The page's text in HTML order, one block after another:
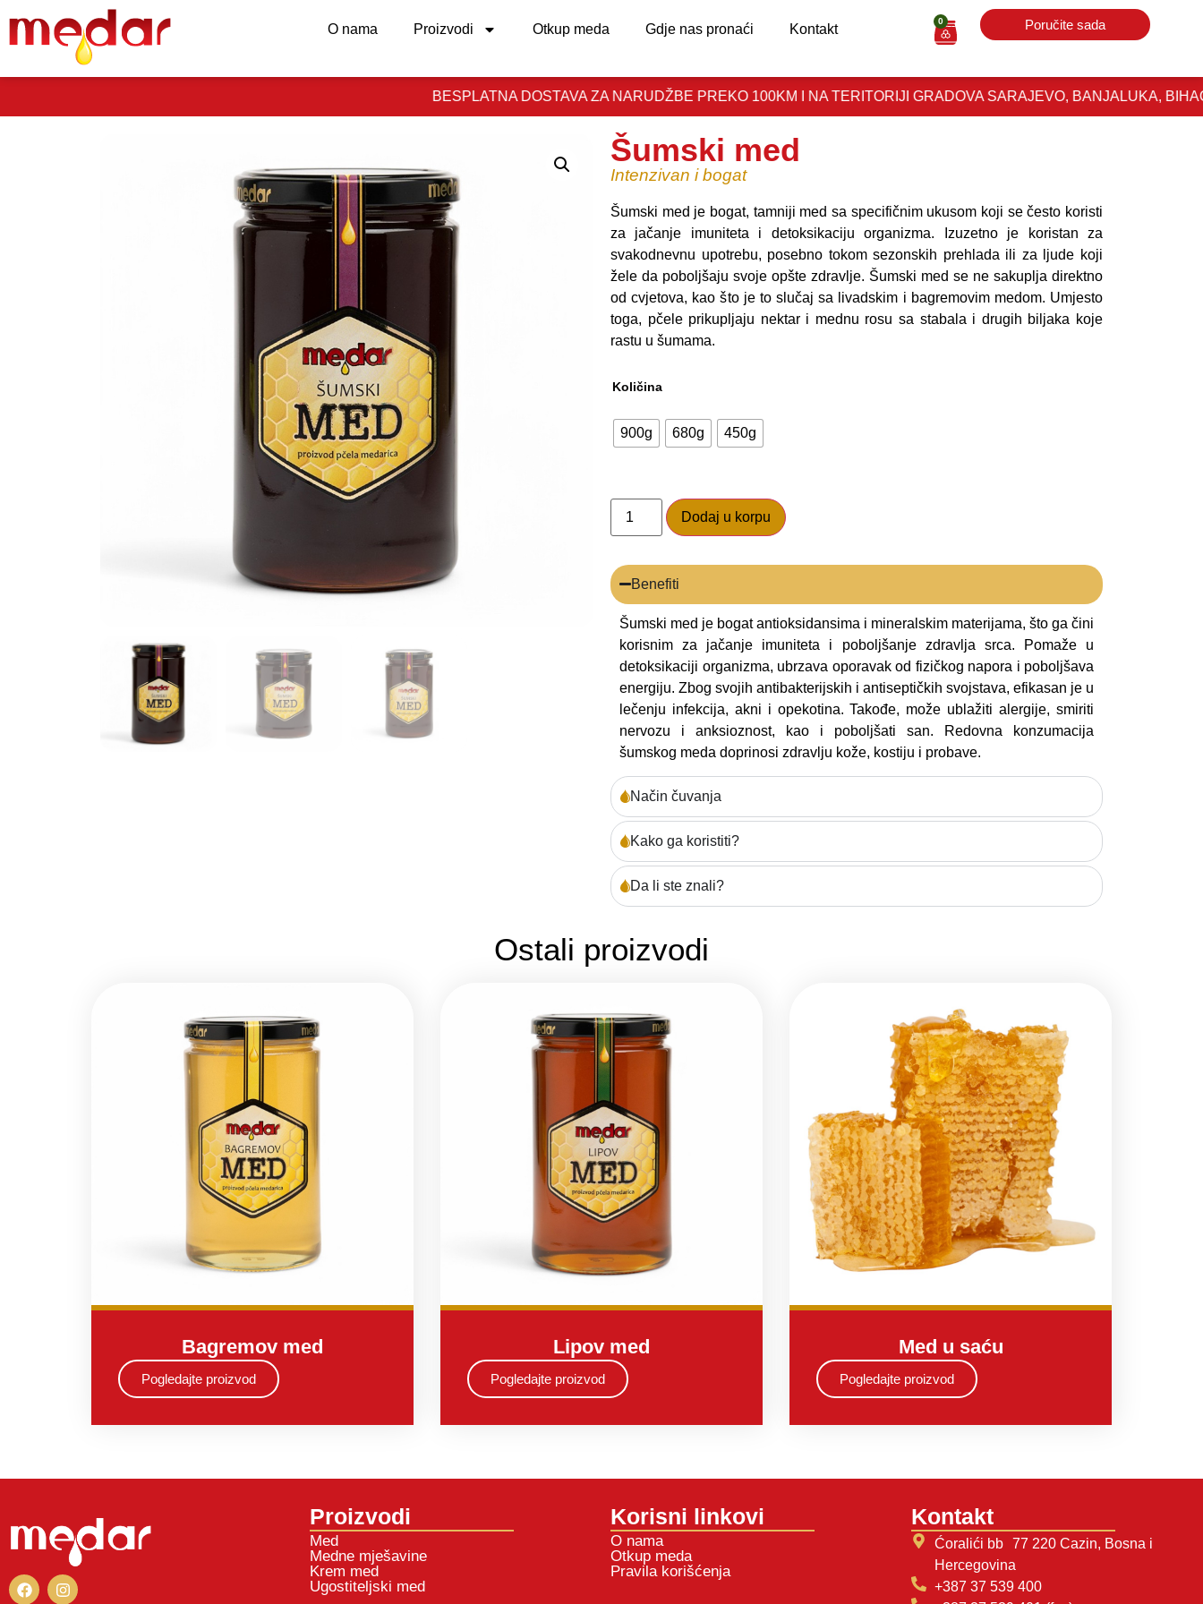
O nama Proizvodi Otkup meda Gdje nas pronaći Kontakt
0 Poručite sada
BESPLATNA DOSTAVA ZA NARUDŽBE PREKO 100KM I NA TERITORIJI GRADOVA SARAJEVO, BANJALUKA, BIHAĆ I
Šumski med
Intenzivan i bogat
Šumski med je bogat, tamniji med sa specifičnim ukusom koji se često koristi
za jačanje imuniteta i detoksikaciju organizma. Izuzetno je koristan za
svakodnevnu upotrebu, posebno tokom sezonskih prehlada ili za ljude koji
žele da poboljšaju svoje opšte zdravlje. Šumski med se ne sakuplja direktno
od cvjetova, kao što je to slučaj sa livadskim i bagremovim medom. Umjesto
toga, pčele prikupljaju nektar i mednu rosu sa stabala i drugih biljaka koje
rastu u šumama.
Količina
900g 680g 450g
Dodaj u korpu
Benefiti
Šumski med je bogat antioksidansima i mineralskim materijama, što ga čini
korisnim za jačanje imuniteta i poboljšanje zdravlja srca. Pomaže u
detoksikaciji organizma, ubrzava oporavak od fizičkog napora i poboljšava
energiju. Zbog svojih antibakterijskih i antiseptičkih svojstava, efikasan je u
lečenju infekcija, akni i opekotina. Takođe, može ublažiti alergije, smiriti
nervozu i anksioznost, kao i poboljšati san. Redovna konzumacija
šumskog meda doprinosi zdravlju kože, kostiju i probave.
Način čuvanja
Kako ga koristiti?
Da li ste znali?
Ostali proizvodi
Bagremov med
Pogledajte proizvod
Lipov med
Pogledajte proizvod
Med u saću
Pogledajte proizvod
Proizvodi
Med
Medne mješavine
Krem med
Ugostiteljski med
Korisni linkovi
O nama
Otkup meda
Pravila korišćenja
Kontakt
Ćoralići bb 77 220 Cazin, Bosna i
Hercegovina
+387 37 539 400